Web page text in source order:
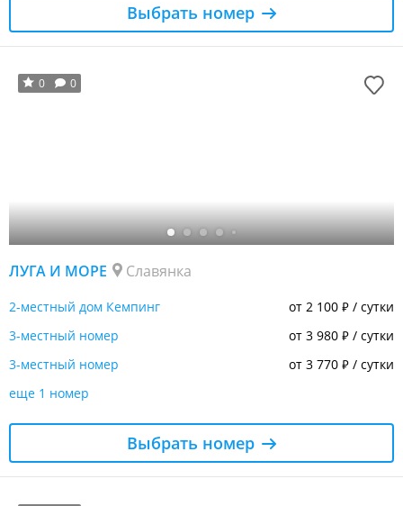
Выбрать номер
0 0
ЛУГА И МОРЕ Славянка
2-местный дом Кемпинг от 2 100 ₽ / сутки
3-местный номер
от 3 980 ₽ / сутки
3-местный номер
от 3 770 ₽ / сутки
еще 1 номер
Выбрать номер